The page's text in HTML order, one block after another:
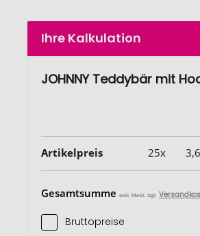
Ihre Kalkulation
JOHNNY Teddybär mit
Artikelpreis 25x
Gesamtsumme exkl. MwSt. zzgl.
Bruttopreise